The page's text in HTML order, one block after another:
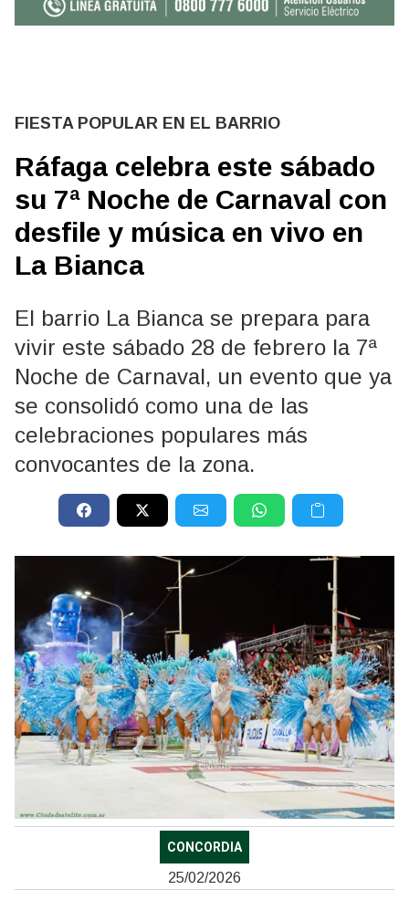
FIESTA POPULAR EN EL BARRIO
Ráfaga celebra este sábado
su 7ª Noche de Carnaval con
desfile y música en vivo en
La Bianca
El barrio La Bianca se prepara para
vivir este sábado 28 de febrero la 7ª
Noche de Carnaval, un evento que ya
se consolidó como una de las
celebraciones populares más
convocantes de la zona.
CONCORDIA
25/02/2026